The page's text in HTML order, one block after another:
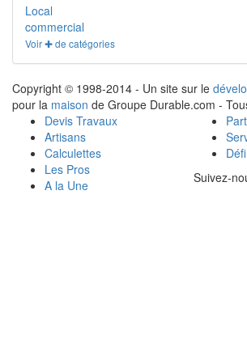
Local
commercial
Voir ✚ de catégories
Copyright © 1998-2014 - Un site sur le
pour la maison de Groupe Durable.com -
Devis Travaux
Artisans
Calculettes
Les Pros
A la Une
Suivez-